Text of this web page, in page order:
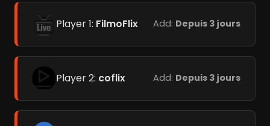
Player 1: FilmoFlix Add: Depuis 3 jours
Player 2: coflix Add: Depuis 3 jours